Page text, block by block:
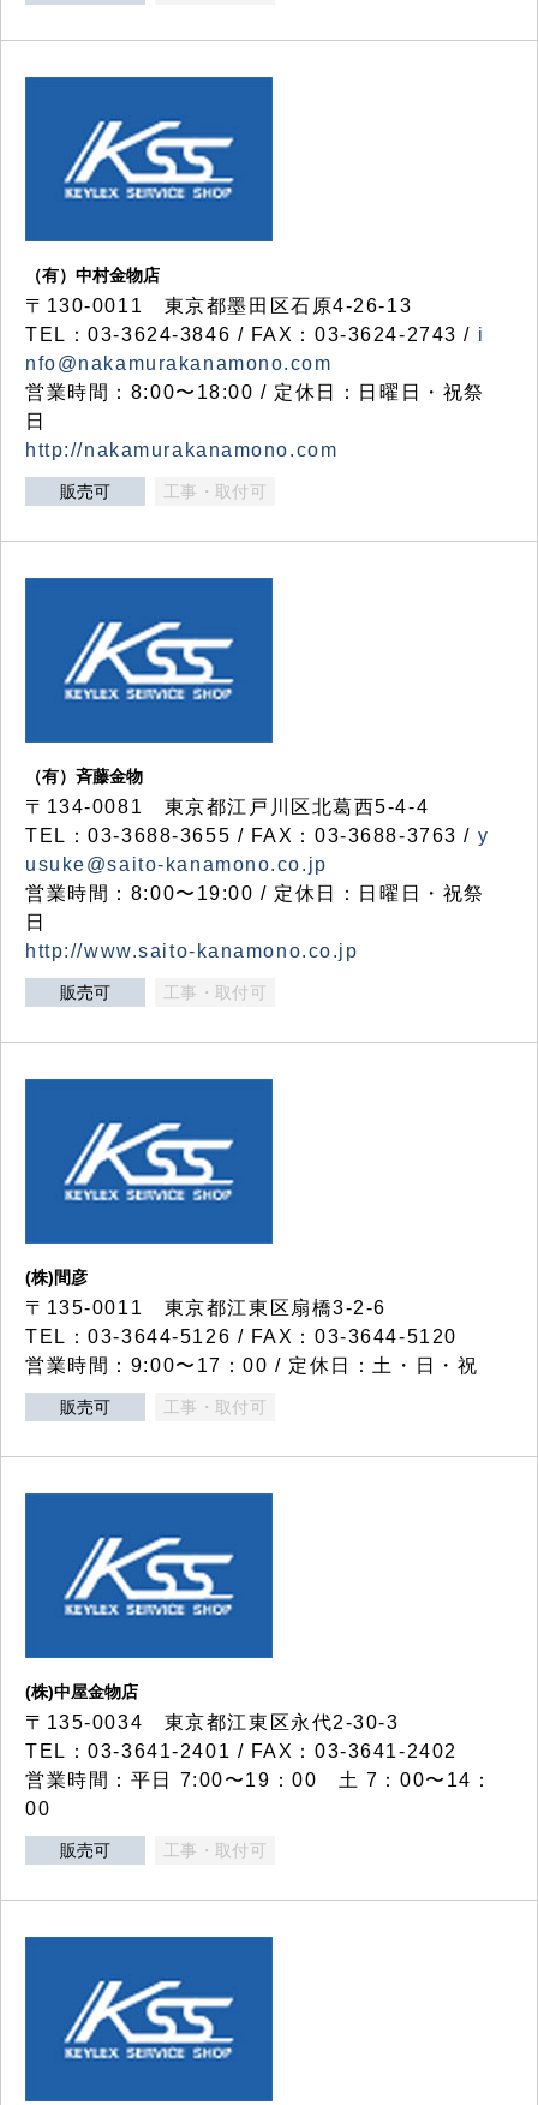
（有）中村金物店
〒130-0011 東京都墨田区石原4-26-13
TEL：03-3624-3846 / FAX：03-3624-2743 / i
nfo@nakamurakanamono.com
営業時間：8:00〜18:00 / 定休日：日曜日・祝祭
日
http://nakamurakanamono.com
販売可 工事・取付可
（有）斉藤金物
〒134-0081 東京都江戸川区北葛西5-4-4
TEL：03-3688-3655 / FAX：03-3688-3763 / y
usuke@saito-kanamono.co.jp
営業時間：8:00〜19:00 / 定休日：日曜日・祝祭
日
http://www.saito-kanamono.co.jp
販売可 工事・取付可
(株)間彦
〒135-0011 東京都江東区扇橋3-2-6
TEL：03-3644-5126 / FAX：03-3644-5120
営業時間：9:00〜17：00 / 定休日：土・日・祝
販売可 工事・取付可
(株)中屋金物店
〒135-0034 東京都江東区永代2-30-3
TEL：03-3641-2401 / FAX：03-3641-2402
営業時間：平日 7:00〜19：00 土 7：00〜14：
00
販売可 工事・取付可